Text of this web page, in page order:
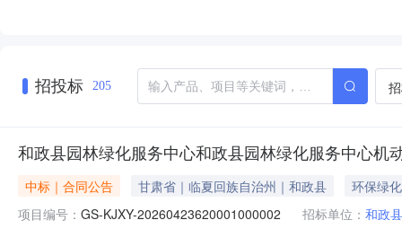
招投标 205
和政县园林绿化服务中心和政县园林绿化服务中心
中标｜合同公告 甘肃省｜临夏回族自治州｜和政县
环保绿化
项目编号： GS-KJXY-20260423620001000002 招标单位： 和政